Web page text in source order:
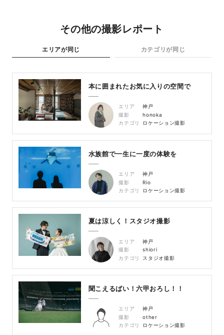
その他の撮影レポート
エリアが同じ カテゴリが同じ
本に囲まれたお気に入りの空間で
エリア
神戸
撮影
honoka
カテゴリ
ロケーション撮影
水族館で一生に一度の体験を
エリア
神戸
撮影
Rio
カテゴリ
ロケーション撮影
夏は涼しく！スタジオ撮影
エリア
神戸
撮影
shiori
カテゴリ
スタジオ撮影
聞こえるばい！六甲おろし！！
エリア
神戸
撮影
other
カテゴリ
ロケーション撮影